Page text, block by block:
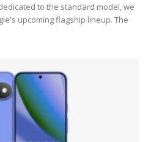
to the standard model, we
upcoming flagship lineup. The